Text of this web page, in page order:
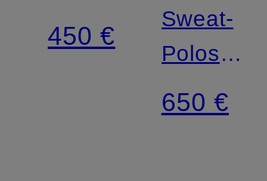
450 €
Sweat-
Poloshirt
Regular
Fit
650 €